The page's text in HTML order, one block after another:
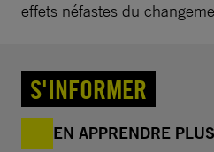
effets néfastes du
S'INFORMER
EN APPRENDRE